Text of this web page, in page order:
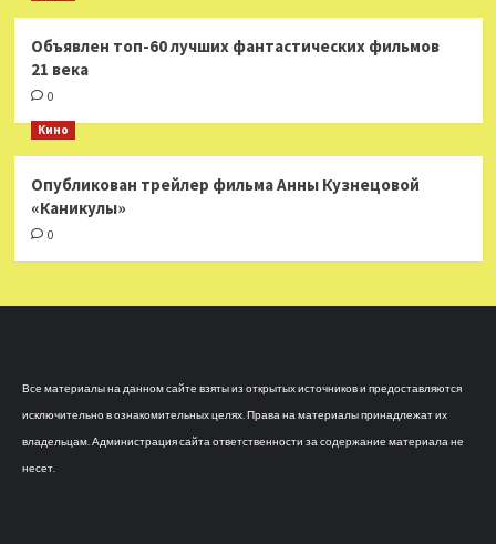
Объявлен топ-60 лучших фантастических фильмов
21 века
0
Кино
Опубликован трейлер фильма Анны Кузнецовой
«Каникулы»
0
Все материалы на данном сайте взяты из открытых источников и предоставляются
исключительно в ознакомительных целях. Права на материалы принадлежат их
владельцам. Администрация сайта ответственности за содержание материала не
несет.